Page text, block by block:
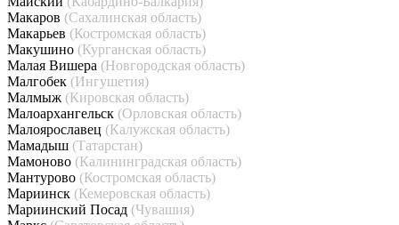
Макаров (Сахалинская область)
Макарьев (Костромская область)
Макушино (Курганская область)
Малая Вишера (Новгородская область)
Малгобек (Ингушетия)
Малмыж (Кировская область)
Малоархангельск (Орловская область)
Малоярославец (Калужская область)
Мамадыш (Татарстан)
Мамоново (Калининградская область)
Мантурово (Костромская область)
Мариинск (Кемеровская область)
Мариинский Посад (Чувашия)